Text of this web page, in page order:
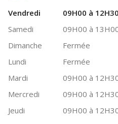
Vendredi
09H00 à 12H30
Samedi
09H00 à
Dimanche
Fermée
Lundi
Fermée
Mardi
09H00 à
Mercredi
09H00 à
Jeudi
09H00 à